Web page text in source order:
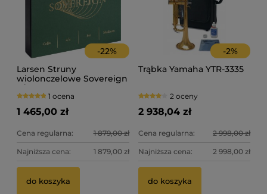
-22%
Larsen Struny
wiolonczelowe Sovereign
4/4
1 ocena
1 465,00 zł
Cena regularna: 1 879,00 zł
Najniższa cena: 1 879,00 zł
do koszyka
-2%
Trąbka Yamaha YTR-3335
2 oceny
2 938,04 zł
Cena regularna: 2 998,00 zł
Najniższa cena: 2 998,00 zł
do koszyka